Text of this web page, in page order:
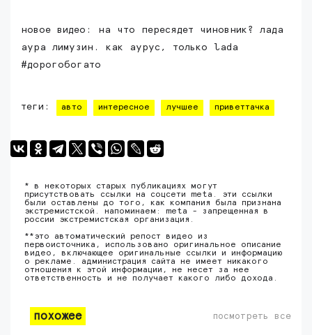
новое видео: на что пересядет чиновник? лада
аура лимузин. как аурус, только lada
#дорогобогато
теги: авто интересное лучшее приветтачка
* в некоторых старых публикациях могут
присутствовать ссылки на соцсети meta. эти ссылки
были оставлены до того, как компания была признана
экстремистской. напоминаем: meta - запрещенная в
россии экстремистская организация.
**это автоматический репост видео из
первоисточника, использовано оригинальное описание
видео, включающее оригинальные ссылки и информацию
о рекламе. администрация сайта не имеет никакого
отношения к этой информации, не несет за нее
ответственность и не получает какого либо дохода.
похожее посмотреть все